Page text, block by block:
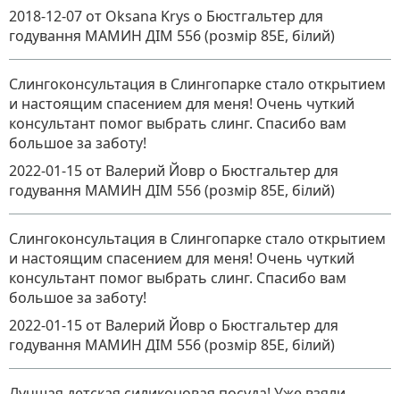
2018-12-07 от Oksana Krys о Бюстгальтер для
годування МАМИН ДІМ 556 (розмір 85E, білий)
Слингоконсультация в Слингопарке стало открытием
и настоящим спасением для меня! Очень чуткий
консультант помог выбрать слинг. Спасибо вам
большое за заботу!
2022-01-15 от Валерий Йовр о Бюстгальтер для
годування МАМИН ДІМ 556 (розмір 85E, білий)
Слингоконсультация в Слингопарке стало открытием
и настоящим спасением для меня! Очень чуткий
консультант помог выбрать слинг. Спасибо вам
большое за заботу!
2022-01-15 от Валерий Йовр о Бюстгальтер для
годування МАМИН ДІМ 556 (розмір 85E, білий)